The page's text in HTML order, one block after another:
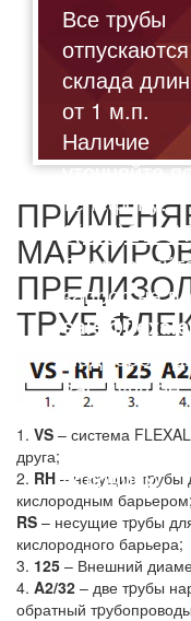
Все трубы
склада
от 1 м.п.
Наличие
уточняйте
телефону:
8(495)211-
запрос на
Подберем
вас лучшее
решение на
выгодных
условиях!
ТPУБ
1. VS – система
друга;
2. RH – несущие тpубы
кислородным барьером;
RS – несущие тpубы
кислородного барьера;
3. 125 – Внешний
4. A2/32 – две тpубы
обратный